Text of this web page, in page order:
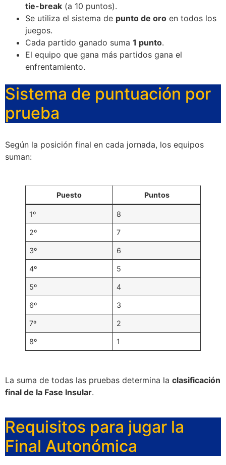
tie-break (a 10 puntos).
Se utiliza el sistema de punto de oro en todos los
juegos.
Cada partido ganado suma 1 punto.
El equipo que gana más partidos gana el
enfrentamiento.
Sistema de puntuación por
prueba
Según la posición final en cada jornada, los equipos
suman:
Puesto Puntos
1º 8
2º 7
3º 6
4º 5
5º 4
6º 3
7º 2
8º 1
La suma de todas las pruebas determina la clasificación
final de la Fase Insular.
Requisitos para jugar la
Final Autonómica